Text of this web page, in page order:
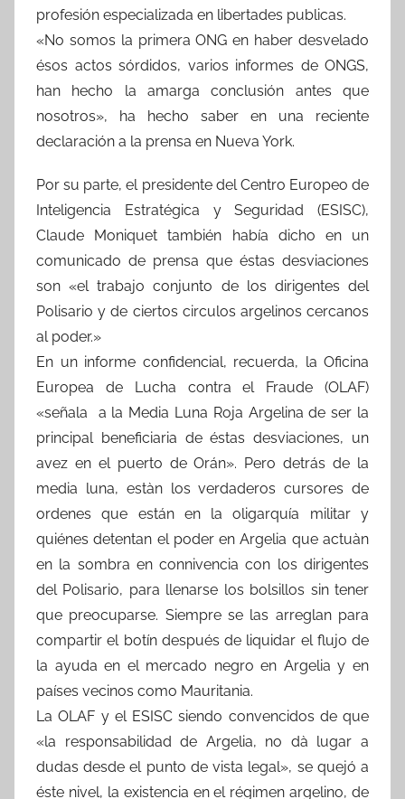
profesión especializada en libertades publicas.
«No somos la primera ONG en haber desvelado
ésos actos sórdidos, varios informes de ONGS,
han hecho la amarga conclusión antes que
nosotros», ha hecho saber en una reciente
declaración a la prensa en Nueva York.
Por su parte, el presidente del Centro Europeo de
Inteligencia Estratégica y Seguridad (ESISC),
Claude Moniquet también había dicho en un
comunicado de prensa que éstas desviaciones
son «el trabajo conjunto de los dirigentes del
Polisario y de ciertos circulos argelinos cercanos
al poder.»
En un informe confidencial, recuerda, la Oficina
Europea de Lucha contra el Fraude (OLAF)
«señala a la Media Luna Roja Argelina de ser la
principal beneficiaria de éstas desviaciones, un
avez en el puerto de Orán». Pero detrás de la
media luna, estàn los verdaderos cursores de
ordenes que están en la oligarquía militar y
quiénes detentan el poder en Argelia que actuàn
en la sombra en connivencia con los dirigentes
del Polisario, para llenarse los bolsillos sin tener
que preocuparse. Siempre se las arreglan para
compartir el botín después de liquidar el flujo de
la ayuda en el mercado negro en Argelia y en
países vecinos como Mauritania.
La OLAF y el ESISC siendo convencidos de que
«la responsabilidad de Argelia, no dà lugar a
dudas desde el punto de vista legal», se quejó a
éste nivel, la existencia en el régimen argelino, de